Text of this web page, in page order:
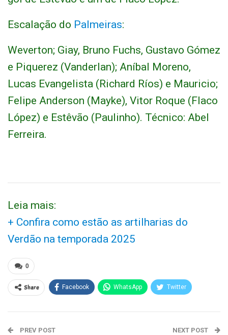
Escalação do Palmeiras:
Weverton; Giay, Bruno Fuchs, Gustavo Gómez
e Piquerez (Vanderlan); Aníbal Moreno,
Lucas Evangelista (Richard Ríos) e Mauricio;
Felipe Anderson (Mayke), Vitor Roque (Flaco
López) e Estêvão (Paulinho). Técnico: Abel
Ferreira.
Leia mais:
+ Confira como estão as artilharias do
Verdão na temporada 2025
0
Share Facebook WhatsApp Twitter
PREV POST NEXT POST